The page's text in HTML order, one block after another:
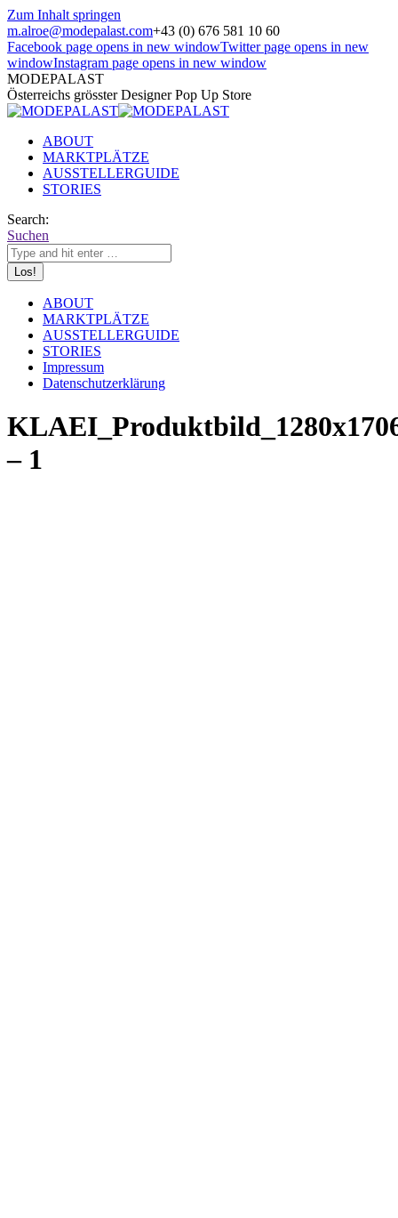
Zum Inhalt springen
m.alroe@modepalast.com+43 (0) 676 581 10 60
Facebook page opens in new windowTwitter page opens in new
windowInstagram page opens in new window
MODEPALAST
Österreichs grösster Designer Pop Up Store
ABOUT
MARKTPLÄTZE
AUSSTELLERGUIDE
STORIES
Search:
Suchen
ABOUT
MARKTPLÄTZE
AUSSTELLERGUIDE
STORIES
Impressum
Datenschutzerklärung
– 1